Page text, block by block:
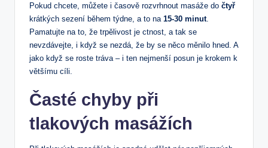
Pokud chcete, můžete i časově rozvrhnout masáže do čtyř
krátkých sezení během týdne, a to na 15-30 minut.
Pamatujte na to, že trpělivost je ctnost, a tak se
nevzdávejte, i když se nezdá, že by se něco měnilo hned. A
jako když se roste tráva – i ten nejmenší posun je krokem k
většímu cíli.
Časté chyby při
tlakových masážích